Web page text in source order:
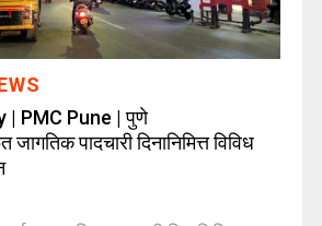
| PMC Pune | पुणे
जागतिक पादचारी दिनानिमित्त विविध